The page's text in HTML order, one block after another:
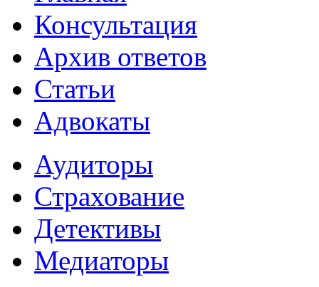
Консультация
Архив ответов
Статьи
Адвокаты
Аудиторы
Страхование
Детективы
Медиаторы